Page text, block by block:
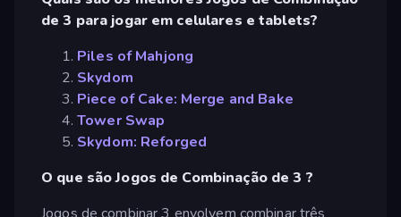
de 3 para jogar em celulares e tablets?
Piles of Mahjong
Skydom
Piece of Cake: Merge and Bake
Tower Swap
Skydom: Reforged
O que são Jogos de Combinação de 3 ?